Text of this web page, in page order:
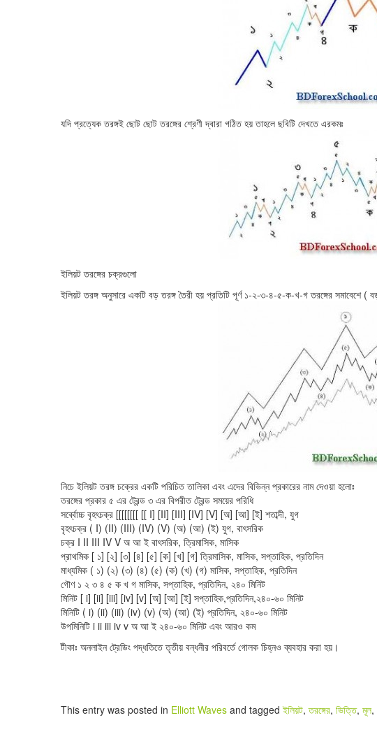
যদি প্রত্যেক তরঙ্গই ছোট ছোট তরঙ্গের শ্রেণী দ্বারা গঠিত হয় তাহলে ছবিটি দেখতে এরকমঃ
ইলিয়ট তরঙ্গের চক্রগুলো
ইলিয়ট তরঙ্গ অনুসারে একটি বড় তরঙ্গ তৈরী হয় প্রতিটি পূর্ণ ১-২-৩-৪-৫-ক-খ-গ তরঙ্গের সমাবেশে (
নিচে ইলিয়ট তরঙ্গ চক্রের একটি পরিচিত তালিকা এবং এদের বিভিন্ন প্রকারের নাম দেওয়া হলোঃ
তরঙ্গের প্রকার ৫ এর ট্রেন্ড ৩ এর বিপরীত ট্রেন্ড সময়ের পরিধি
সর্ব্বোচ্চ বৃহৎচক্র [[[[[[[[ [[ I] [II] [III] [IV] [V] [অ] [আ] [ই] শতাব্দী, যুগ
বৃহৎচক্র ( I) (II) (III) (IV) (V) (অ) (আ) (ই) যুগ, বাৎসরিক
চক্র I II III IV V অ আ ই বাৎসরিক, ত্রিমাসিক, মাসিক
প্রাথমিক [ ১] [২] [৩] [৪] [৫] [ক] [খ] [গ] ত্রিমাসিক, মাসিক, সপ্তাহিক, প্রতিদিন
মাধ্যমিক ( ১) (২) (৩) (৪) (৫) (ক) (খ) (গ) মাসিক, সপ্তাহিক, প্রতিদিন
গৌণ ১ ২ ৩ ৪ ৫ ক খ গ মাসিক, সপ্তাহিক, প্রতিদিন, ২৪০ মিনিট
মিনিট [ i] [ii] [iii] [iv] [v] [অ] [আ] [ই] সপ্তাহিক,প্রতিদিন,২৪০-৬০ মিনিট
মিনিটি ( i) (ii) (iii) (iv) (v) (অ) (আ) (ই) প্রতিদিন, ২৪০-৬০ মিনিট
উপমিনিটি i ii iii iv v অ আ ই ২৪০-৬০ মিনিট এবং আরও কম
টীকাঃ অনলাইন ট্রেডিং পদ্ধতিতে তৃতীয় বন্ধনীর পরিবর্তে গোলক চিহ্নও ব্যবহার করা হয়।
This entry was posted in Elliott Waves and taggedইলিয়ট,তরঙ্গের, ভিত্তি, মূল,